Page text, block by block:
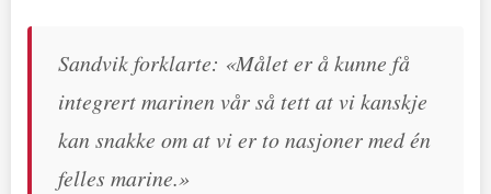
Sandvik forklarte: «Målet er å kunne få
integrert marinen vår så tett at vi kanskje
kan snakke om at vi er to nasjoner med én
felles marine.»